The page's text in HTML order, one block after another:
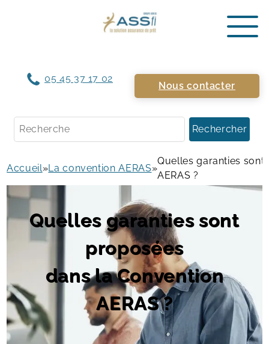
05 45 37 17 02
Nous contacter
Rechercher
Accueil»La convention AERAS»
Quelles garanties sont
AERAS ?
Quelles garanties sont
proposées
dans la Convention
AERAS ?